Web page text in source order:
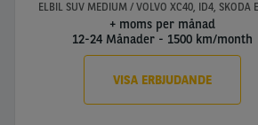
ELBIL SUV MEDIUM / VOLVO XC40, ID4, SKODA
+ moms per månad
12-24 Månader - 1500 km/month
VISA ERBJUDANDE